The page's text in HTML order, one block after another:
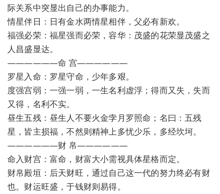
际关系中突显出自己的办事能力。
情星伴日：日有金水两情星相伴，父必有新欢。
福强必荣：福星强而必荣，容华：茂盛的花荣显茂盛之
人昌盛显达。
——————命 宫——————
罗星入命：罗星守命，少年多艰。
度强宫弱：一强一弱，一生名利虚浮；得而又失，失而
又得，名利不实。
昼生五残：昼生人不要火金孛月罗照命；名曰：五残
星，皆主损福，不然则精神上多忧少乐，多经坎坷。
——————财 帛——————
命入财宫：富命，财富大小需视具体星格而定。
财帛殿垣：后天财旺，通过自己这一代的努力终必有财
也。财运旺盛，于钱财则易得。